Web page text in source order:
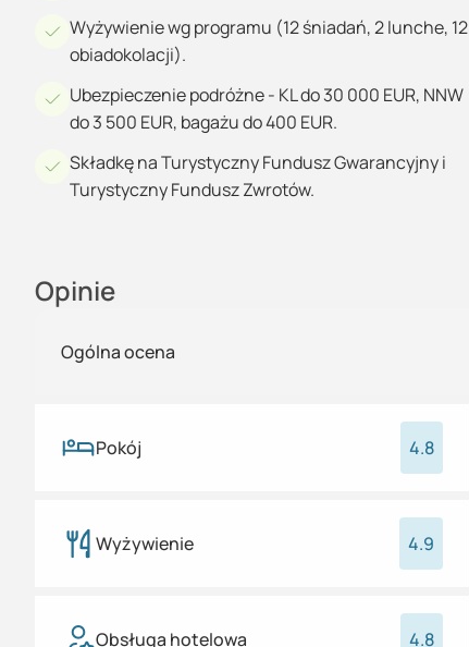
Wyżywienie wg programu (12 śniadań, 2 lunche, 12
obiadokolacji).
Ubezpieczenie podróżne - KL do 30 000 EUR, NNW
do 3 500 EUR, bagażu do 400 EUR.
Składkę na Turystyczny Fundusz Gwarancyjny i
Turystyczny Fundusz Zwrotów.
Opinie
Ogólna ocena
Pokój 4.8
Wyżywienie 4.9
Obsługa hotelowa 4.8